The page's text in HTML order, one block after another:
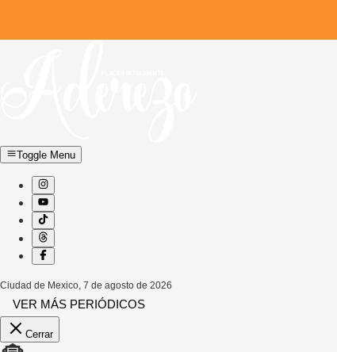
Toggle Menu
Ciudad de Mexico, 7 de agosto de 2026
VER MÁS PERIÓDICOS
Cerrar